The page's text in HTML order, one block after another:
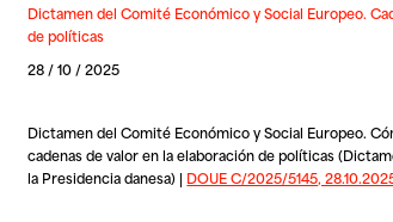
Dictamen del Comité Económico y Social Europeo.
de políticas
28 / 10 / 2025
Dictamen del Comité Económico y Social Europeo.
cadenas de valor en la elaboración de políticas
la Presidencia danesa) | DOUE C/2025/5145,